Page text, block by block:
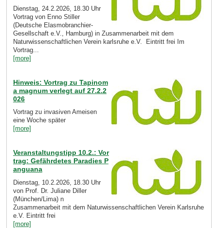
Dienstag, 24.2.2026, 18.30 Uhr
Vortrag von Enno Stiller
(Deutsche Elasmobranchier-
Gesellschaft e.V., Hamburg) in Zusammenarbeit mit dem
Naturwissenschaftlichen Verein karlsruhe e.V. Eintritt frei Im
Vortrag...
[more]
Hinweis: Vortrag zu Tapinom
a magnum verlegt auf 27.2.2
026
Vortrag zu invasiven Ameisen
eine Woche später
[more]
Veranstaltungstipp 10.2.: Vor
trag: Gefährdetes Paradies P
anguana
Dienstag, 10.2.2026, 18.30 Uhr
von Prof. Dr. Juliane Diller
(München/Lima) n
Zusammenarbeit mit dem Naturwissenschaftlichen Verein Karlsruhe
e.V. Eintritt frei
[more]